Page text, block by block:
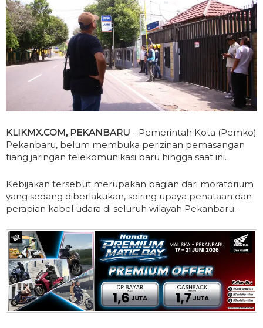
KLIKMX.COM, PEKANBARU - Pemerintah Kota (Pemko)
Pekanbaru, belum membuka perizinan pemasangan
tiang jaringan telekomunikasi baru hingga saat ini.
Kebijakan tersebut merupakan bagian dari moratorium
yang sedang diberlakukan, seiring upaya penataan dan
perapian kabel udara di seluruh wilayah Pekanbaru.